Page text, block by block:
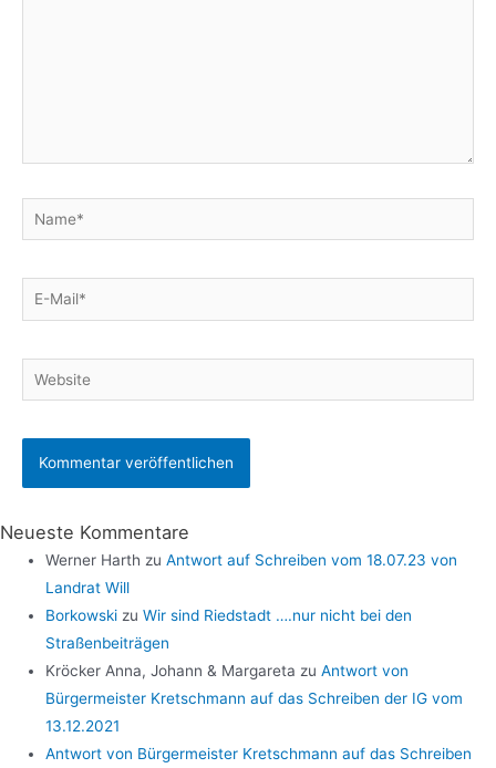
Name*
E-
Mail*
Website
Neueste Kommentare
Werner Harth zuAntwort auf Schreiben vom 18.07.23 von
Landrat Will
Borkowski zuWir sind Riedstadt ….nur nicht bei den
Straßenbeiträgen
Kröcker Anna, Johann & Margareta zuAntwort von
Bürgermeister Kretschmann auf das Schreiben der IG vom
13.12.2021
Antwort von Bürgermeister Kretschmann auf das Schreiben